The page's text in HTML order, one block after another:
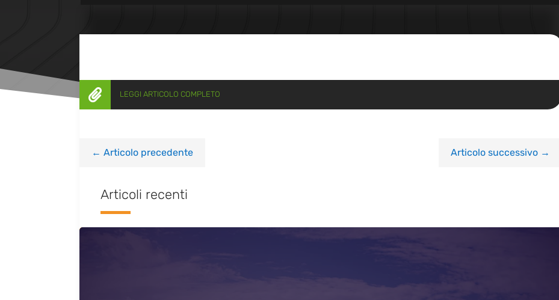
 LEGGI ARTICOLO COMPLETO
← Articolo precedente Articolo successivo→
Articoli recenti